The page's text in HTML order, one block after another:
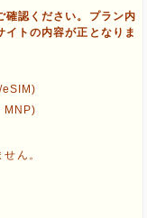
認ください。プラン内
トの内容が正となりま
eSIM)
MNP)
ん。
じる